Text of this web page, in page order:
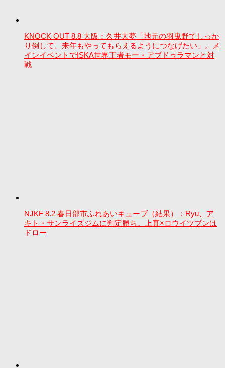
KNOCK OUT 8.8 大阪：久井大夢「地元の羽曳野でしっか
り倒して、来年もやってもらえるようにつなげたい」。メ
インイベントでISKA世界王者モー・アブドゥラマンと対
戦
NJKF 8.2 春日部市ふれあいキューブ（結果）：Ryu、ア
キト・サンライズジムに判定勝ち。上真×ロウイツブンは
ドロー